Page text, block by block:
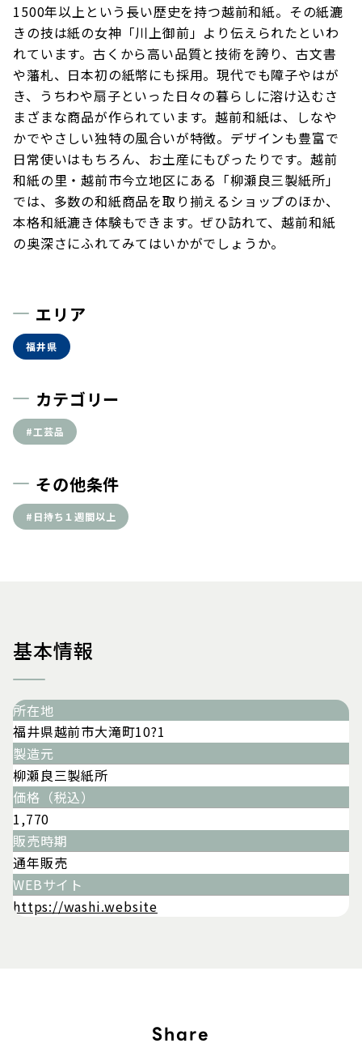
1500年以上という長い歴史を持つ越前和紙。その紙漉
きの技は紙の女神「川上御前」より伝えられたといわ
れています。古くから高い品質と技術を誇り、古文書
や藩札、日本初の紙幣にも採用。現代でも障子やはが
き、うちわや扇子といった日々の暮らしに溶け込むさ
まざまな商品が作られています。越前和紙は、しなや
かでやさしい独特の風合いが特徴。デザインも豊富で
日常使いはもちろん、お土産にもぴったりです。越前
和紙の里・越前市今立地区にある「柳瀬良三製紙所」
では、多数の和紙商品を取り揃えるショップのほか、
本格和紙漉き体験もできます。ぜひ訪れて、越前和紙
の奥深さにふれてみてはいかがでしょうか。
エリア
福井県
カテゴリー
#工芸品
その他条件
#日持ち１週間以上
基本情報
所在地
福井県越前市大滝町10?1
製造元
柳瀬良三製紙所
価格（税込）
1,770
販売時期
通年販売
WEBサイト
https://washi.website
Share